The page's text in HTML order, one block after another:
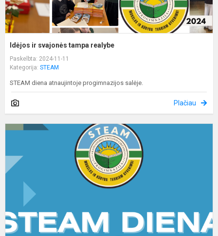
Idėjos ir svajonės tampa realybe
Paskelbta: 2024-11-11
Kategorija: STEAM
STEAM diena atnaujintoje progimnazijos salėje.
Plačiau